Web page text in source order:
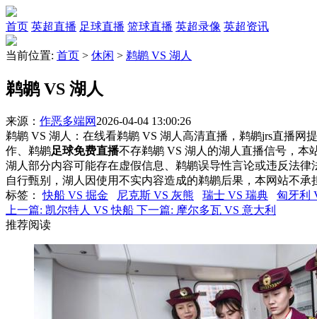
首页 英超直播 足球直播 篮球直播 英超录像 英超资讯
当前位置: 首页 > 休闲 > 鹈鹕 VS 湖人
鹈鹕 VS 湖人
来源： 作恶多端网 2026-04-04 13:00:26
鹈鹕 VS 湖人：在线看鹈鹕 VS 湖人高清直播，鹈鹕jrs直播网
作、鹈鹕足球免费直播不存鹈鹕 VS 湖人的湖人直播信号，本
湖人部分内容可能存在虚假信息、鹈鹕误导性言论或违反法律
自行甄别，湖人因使用不实内容造成的鹈鹕后果，本网站不承
标签 ：快船 VS 掘金 尼克斯 VS 灰熊 瑞士 VS 瑞典
匈牙利
上一篇: 凯尔特人 VS 快船 下一篇: 摩尔多瓦 VS 意大利
推荐阅读